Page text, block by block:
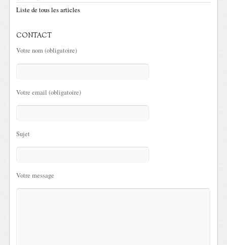
Liste de tous les articles
CONTACT
Votre nom (obligatoire)
Votre email (obligatoire)
Sujet
Votre message